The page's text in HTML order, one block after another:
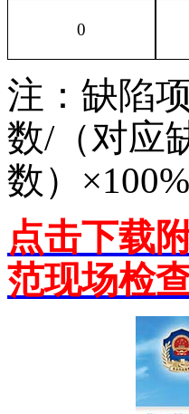
0
注：缺陷
数/（对应
数）×100%
点击下载
范现场检